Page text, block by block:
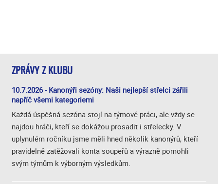
ZPRÁVY Z KLUBU
10.7.2026 - Kanonýři sezóny: Naši nejlepší střelci zářili
napříč všemi kategoriemi
Každá úspěšná sezóna stojí na týmové práci, ale vždy se
najdou hráči, kteří se dokážou prosadit i střelecky. V
uplynulém ročníku jsme měli hned několik kanonýrů, kteří
pravidelně zatěžovali konta soupeřů a výrazně pomohli
svým týmům k výborným výsledkům.